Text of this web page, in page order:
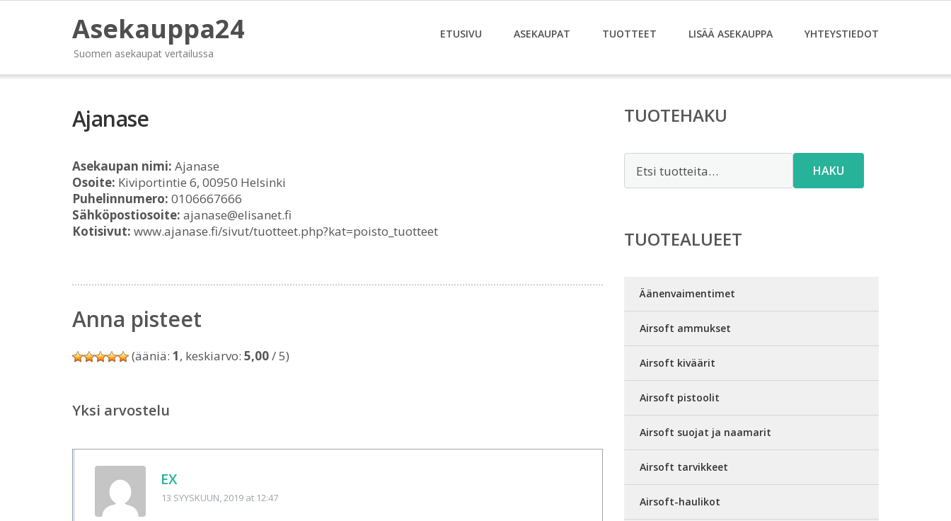
Asekauppa24
Suomen asekaupat vertailussa
ETUSIVU ASEKAUPAT TUOTTEET LISÄÄ ASEKAUPPA YHTEYSTIEDOT
Ajanase
Asekaupan nimi: Ajanase
Osoite: Kiviportintie 6, 00950 Helsinki
Puhelinnumero: 0106667666
Sähköpostiosoite: ajanase@elisanet.fi
Kotisivut: www.ajanase.fi/sivut/tuotteet.php?kat=poisto_tuotteet
Anna pisteet
(ääniä: 1, keskiarvo: 5,00/ 5)
Yksi arvostelu
EX
13 SYYSKUUN, 2019 at 12:47
TUOTEHAKU
HAKU
TUOTEALUEET
Äänenvaimentimet
Airsoft ammukset
Airsoft kiväärit
Airsoft pistoolit
Airsoft suojat ja naamarit
Airsoft tarvikkeet
Airsoft-haulikot